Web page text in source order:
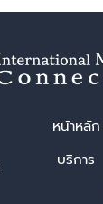
หน้าหลัก
บริการ